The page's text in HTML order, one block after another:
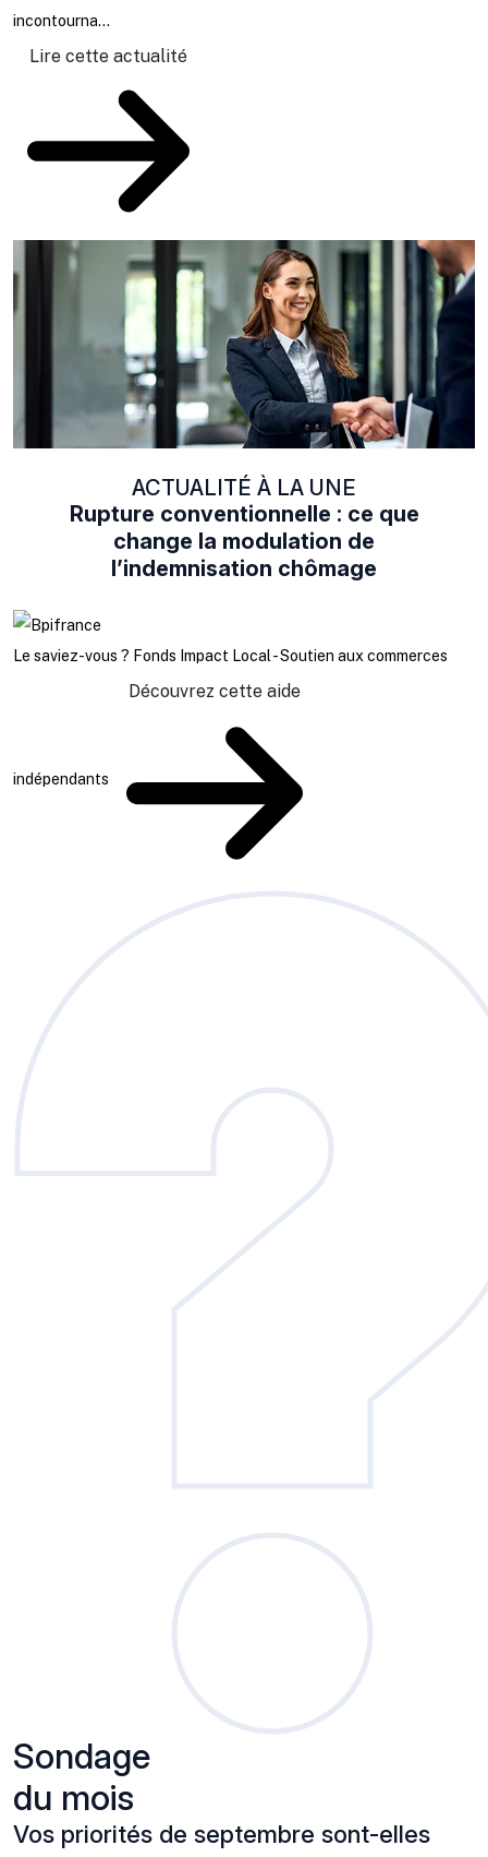
incontourna...
Lire cette actualité
ACTUALITÉ À LA UNE
Rupture conventionnelle : ce que
change la modulation de
l’indemnisation chômage
Le saviez-vous ? Fonds Impact Local - Soutien aux commerces
indépendants
Découvrez cette aide
Sondage
du mois
Vos priorités de septembre sont-elles